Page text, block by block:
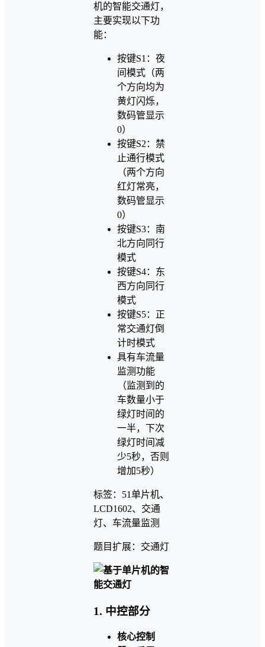
机的智能交通灯，
主要实现以下功
能：
按键S1：夜
间模式（两
个方向均为
黄灯闪烁，
数码管显示
0）
按键S2：禁
止通行模式
（两个方向
红灯常亮，
数码管显示
0）
按键S3：南
北方向同行
模式
按键S4：东
西方向同行
模式
按键S5：正
常交通灯倒
计时模式
具有车流量
监测功能
（监测到的
车数量小于
绿灯时间的
一半，下次
绿灯时间减
少5秒，否则
增加5秒）
标签：51单片机、
LCD1602、交通
灯、车流量监测
题目扩展：交通灯
1. 中控部分
核心控制